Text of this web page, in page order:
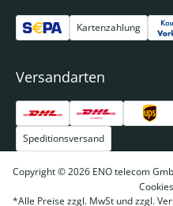
Kartenzahlung
Versandarten
Speditionsversand
Copyright © 2026 ENO telecom
Cookies
*Alle Preise zzgl. MwSt und zzgl.